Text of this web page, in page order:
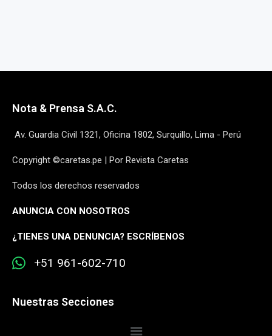
Nota & Prensa S.A.C.
Av. Guardia Civil 1321, Oficina 1802, Surquillo, Lima - Perú
Copyright ©caretas.pe | Por Revista Caretas
Todos los derechos reservados
ANUNCIA CON NOSOTROS
¿TIENES UNA DENUNCIA? ESCRÍBENOS
+51 961-602-710
Nuestras Secciones